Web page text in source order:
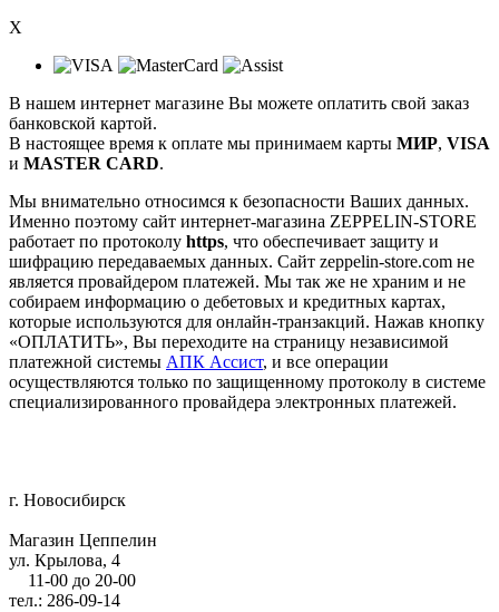
X
В нашем интернет магазине Вы можете оплатить свой заказ
банковской картой.
В настоящее время к оплате мы принимаем карты МИР, VISA
и MASTER CARD.
Мы внимательно относимся к безопасности Ваших данных.
Именно поэтому сайт интернет-магазина ZEPPELIN-STORE
работает по протоколу https, что обеспечивает защиту и
шифрацию передаваемых данных. Сайт zeppelin-store.com не
является провайдером платежей. Мы так же не храним и не
собираем информацию о дебетовых и кредитных картах,
которые используются для онлайн-транзакций. Нажав кнопку
«ОПЛАТИТЬ», Вы переходите на страницу независимой
платежной системы АПК Ассист, и все операции
осуществляются только по защищенному протоколу в системе
специализированного провайдера электронных платежей.
г. Новосибирск
Магазин Цеппелин
ул. Крылова, 4
11-00 до 20-00
тел.: 286-09-14